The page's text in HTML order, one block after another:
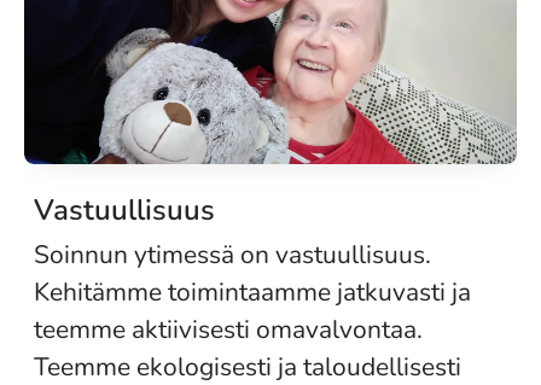
Vastuullisuus
Soinnun ytimessä on vastuullisuus.
Kehitämme toimintaamme jatkuvasti ja
teemme aktiivisesti omavalvontaa.
Teemme ekologisesti ja taloudellisesti